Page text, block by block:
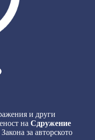
и други
наСдружение
за авторското